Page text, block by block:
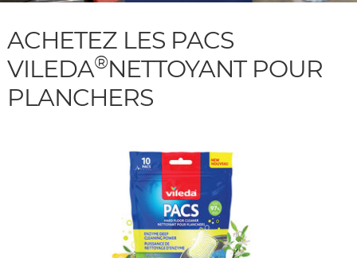
ACHETEZ LES PACS
VILEDA®NETTOYANT POUR
PLANCHERS